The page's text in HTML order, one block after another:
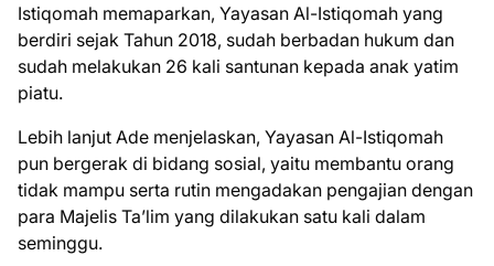
Istiqomah memaparkan, Yayasan Al-Istiqomah yang
berdiri sejak Tahun 2018, sudah berbadan hukum dan
sudah melakukan 26 kali santunan kepada anak yatim
piatu.
Lebih lanjut Ade menjelaskan, Yayasan Al-Istiqomah
pun bergerak di bidang sosial, yaitu membantu orang
tidak mampu serta rutin mengadakan pengajian dengan
para Majelis Ta’lim yang dilakukan satu kali dalam
seminggu.